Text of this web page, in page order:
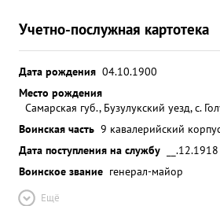
Учетно-послужная картотека
Дата рождения 04.10.1900
Место рождения
Самарская губ., Бузулукский уезд, с.
Воинская часть 9 кавалерийский
Дата поступления на службу
__.12.1918
Воинское звание генерал-майор
Ещё